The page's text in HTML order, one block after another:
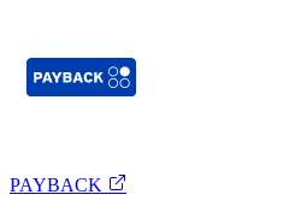
PAYBACK